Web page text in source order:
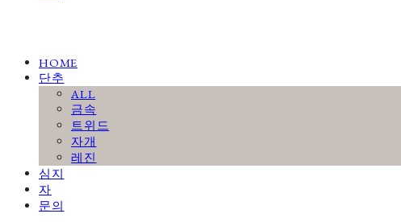
HOME
단추
ALL
금속
트위드
자개
레진
심지
자
문의